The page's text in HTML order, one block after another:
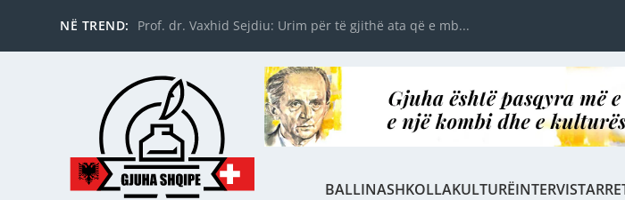
NË TREND: Prof. dr. Vaxhid Sejdiu: Urim për të gjithë ata që e mb...
BALLINASHKOLLAKULTURËINTERVISTA